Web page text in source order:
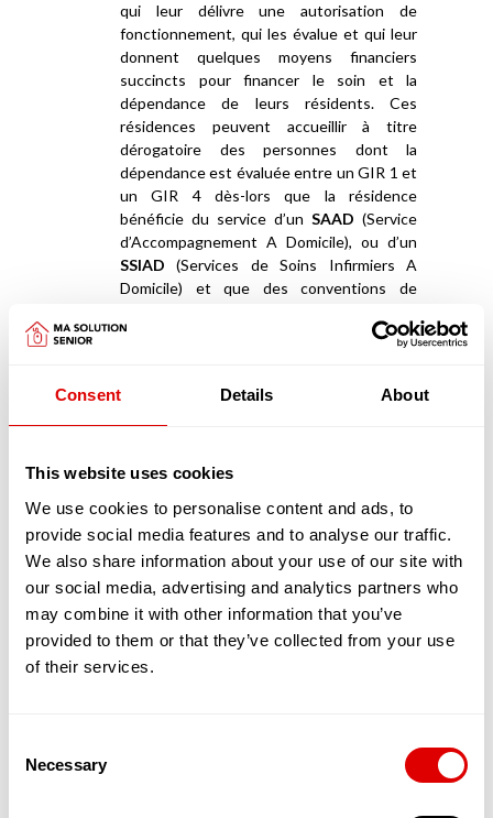
Consent Details About
This website uses cookies
We use cookies to personalise content and ads, to
provide social media features and to analyse our traffic.
We also share information about your use of our site with
our social media, advertising and analytics partners who
may combine it with other information that you’ve
provided to them or that they’ve collected from your use
of their services.
Selection
Necessary
qui leur délivre une autorisation de
fonctionnement, qui les évalue et qui leur
donnent quelques moyens financiers
succincts pour financer le soin et la
dépendance de leurs résidents. Ces
résidences peuvent accueillir à titre
dérogatoire des personnes dont la
dépendance est évaluée entre un GIR 1 et
un GIR 4 dès-lors que la résidence
bénéficie du service d’un SAAD (Service
d’Accompagnement A Domicile), ou d’un
SSIAD (Services de Soins Infirmiers A
Domicile) et que des conventions de
EHPAD
coliving
La deuxième catégorie de résidences séniors
maisonnées en coliving
Les logements en coliving proposent un habitat
partagé entre une quinzaine de séniors,
maximum. Tous vivent sous le même toit, en
bénéficiant de chambres et de toilettes privées.
En revanche, le salon, la cuisine et la salle de
L’objectif est de favoriser les interactions, le
soutien et l’entraide entre résidents. Ces
de bénéficier d’un service leur permettant de
maintenir une activité physique, sociale et